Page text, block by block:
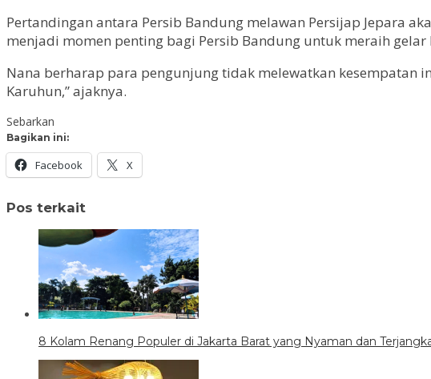
Pertandingan antara Persib Bandung melawan Persijap Jepara
menjadi momen penting bagi Persib Bandung untuk meraih
Nana berharap para pengunjung tidak melewatkan kesempatan
Karuhun,” ajaknya.
Sebarkan
Bagikan ini:
Facebook X
Pos terkait
8 Kolam Renang Populer di Jakarta Barat yang Nyaman dan